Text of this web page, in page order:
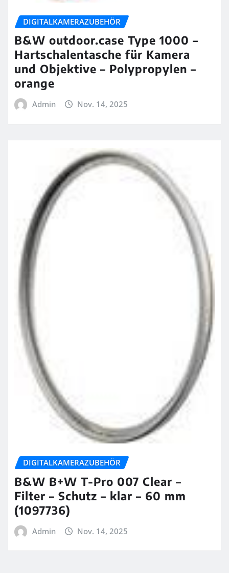
DIGITALKAMERAZUBEHÖR
B&W outdoor.case Type 1000 –
Hartschalentasche für Kamera
und Objektive – Polypropylen –
orange
Admin Nov. 14, 2025
DIGITALKAMERAZUBEHÖR
B&W B+W T-Pro 007 Clear –
Filter – Schutz – klar – 60 mm
(1097736)
Admin Nov. 14, 2025